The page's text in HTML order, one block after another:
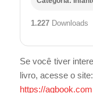
1.227Downloads
Se você tiver
livro, acesse o site:
https://